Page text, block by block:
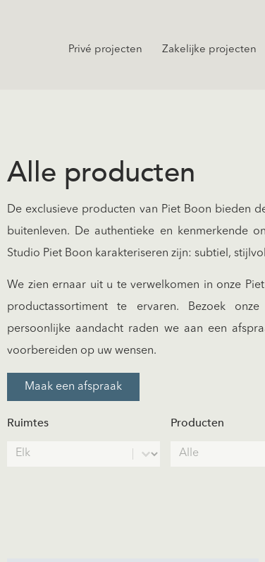
Privé projecten Zakelijke projecten
Alle producten
De exclusieve producten van Piet Boon bieden
buitenleven. De authentieke en kenmerkende
Studio Piet Boon karakteriseren zijn: subtiel,
We zien ernaar uit u te verwelkomen in onze
productassortiment te ervaren. Bezoek
persoonlijke aandacht raden we aan een
voorbereiden op uw wensen.
Maak een afspraak
Ruimtes
Spaces
Select content
Producten
Products
Select content